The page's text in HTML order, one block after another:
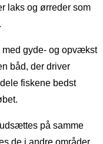
laks og ørreder som
gyde- og opvækst
båd, der driver
fiskene bedst
på samme